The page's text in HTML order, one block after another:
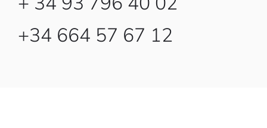
+34 664 57 67 12